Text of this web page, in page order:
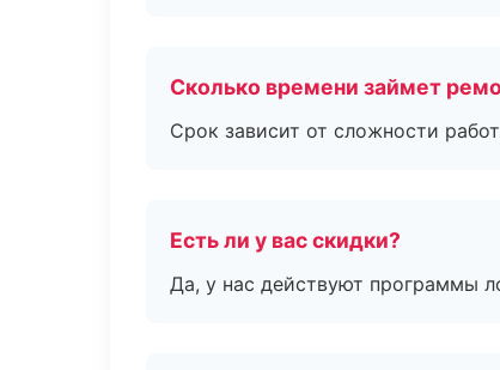
Сколько времени займет
Срок зависит от сложности
Есть ли у вас скидки?
Да, у нас действуют программы